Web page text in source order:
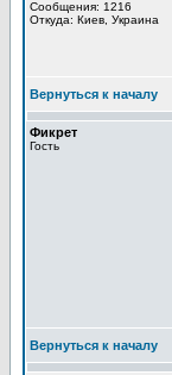
Сообщения: 1216
Откуда: Киев, Украина
Вернуться к началу
Фикрет
Гость
Вернуться к началу